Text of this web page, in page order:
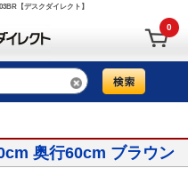
【デスクダイレクト】
0
奥行60cm ブラウン